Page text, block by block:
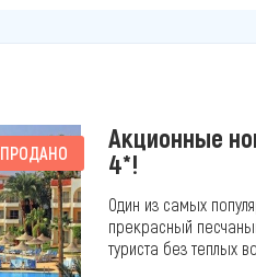
ПРОДАНО
Акционные
4*!
Один из самых
прекрасный
туриста без теплых